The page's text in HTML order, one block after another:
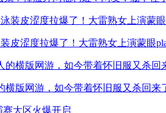
皮涩度拉爆了！大雷熟女上演蒙眼
横版网游，如今带着怀旧服又杀回来